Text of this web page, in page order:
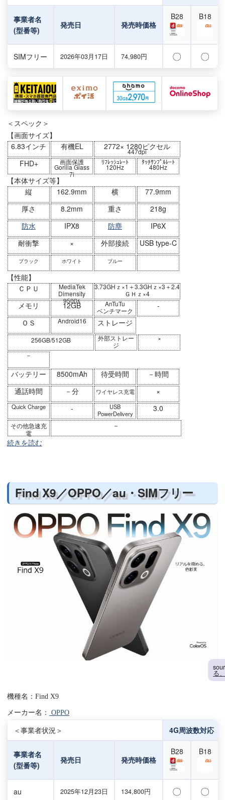
事業者名
(型番等)
発売日 発売時価格
B28 B18
SIMフリー 2026年03月17日 74,980円 〇 〇
＜スペック＞
【画面サイズ】
6.83インチ
有機EL 2772× 1280ピクセル
447dpi
FHD+ 画面保護
Gorilla Glass
7i
ﾘﾌﾚｯｼｭﾚｰﾄ
120Hz
ﾀｯﾁｻﾝﾌﾟﾙﾚｰﾄ
480Hz
【本体サイズ等】
縦
162.9mm 横
77.9mm
厚さ
8.2mm 重さ
218g
防水
IPX8 防塵
IP6X
耐衝撃
× 外部接続 USB type-C
ブラック ホワイト ブルー
【性能】
ＣＰＵ
MediaTek
Dimensity
9500s
3.73GHｚ×1＋3.3GHｚ×3＋2.4
ＧＨｚ×4
メモリ 12GB
AnTuTu
ベンチマーク
-
ＯＳ
Android16 ストレージ
256GB/512GB
外部ストレー
ジ
×
－
バッテリー 8500mAh 待受時間
－時間
通話時間
－分 ワイヤレス充電 ×
Quick Charge -
USB
PowerDelivery
3.0
その他急速充
電
－
続きを読む
Find X9／OPPO／au・SIMフリー
る
機種名：Find X9
メーカー名： OPPO
＜事業者状況＞ 4G周波数対応
事業者名
(型番等)
発売日 発売時価格
B28 B18
au 2025年12月23日 134,800円 〇 〇